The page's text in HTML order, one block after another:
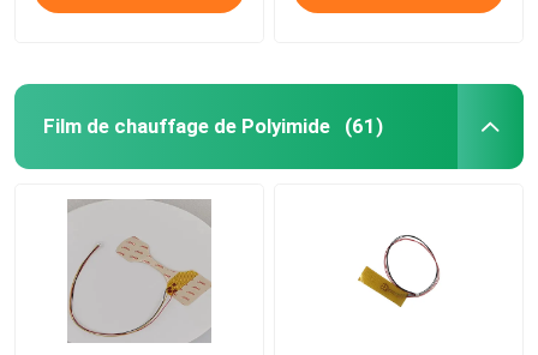
Film de chauffage de Polyimide (61)